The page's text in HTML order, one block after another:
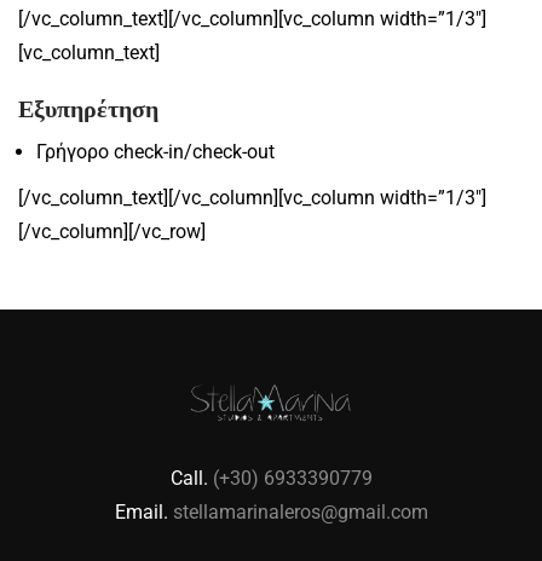
[/vc_column_text][/vc_column][vc_column width=”1/3″]
[vc_column_text]
Εξυπηρέτηση
Γρήγορο check-in/check-out
[/vc_column_text][/vc_column][vc_column width=”1/3″]
[/vc_column][/vc_row]
Call. (+30) 6933390779
Email. stellamarinaleros@gmail.com